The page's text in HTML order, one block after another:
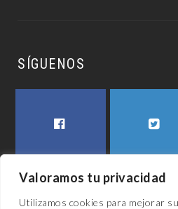
Valoramos tu privacidad
Utilizamos cookies para mejorar
SÍGUENOS